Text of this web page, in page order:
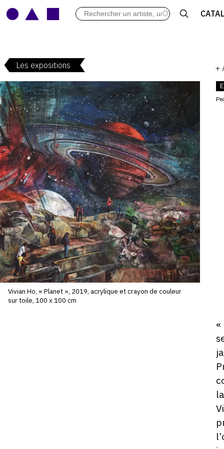
ARCHIVES DES EXPOSITIONS
Les expositions +
Vivian Ho, « Planet », 2019, acrylique et crayon de couleur
sur toile, 100 x 100 cm